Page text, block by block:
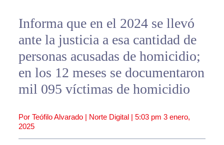
Informa que en el 2024 se llevó
ante la justicia a esa cantidad de
personas acusadas de homicidio;
en los 12 meses se documentaron
mil 095 víctimas de homicidio
Por Teófilo Alvarado | Norte Digital | 5:03 pm 3 enero,
2025